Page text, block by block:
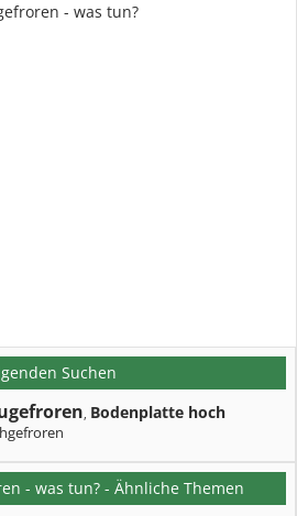
- was tun?
Suchen
, Bodenplatte hoch
- was tun? - Ähnliche Themen